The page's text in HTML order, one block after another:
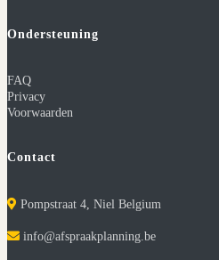
Ondersteuning
FAQ
Privacy
Voorwaarden
Contact
Pompstraat 4, Niel Belgium
info@afspraakplanning.be